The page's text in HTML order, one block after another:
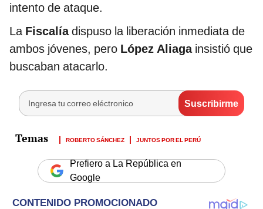
intento de ataque.
La Fiscalíadispuso la liberación inmediata de
ambos jóvenes, pero López Aliaga insistió que
buscaban atacarlo.
ROBERTO SÁNCHEZ JUNTOS POR EL PERÚ
Prefiero a La República en
Google